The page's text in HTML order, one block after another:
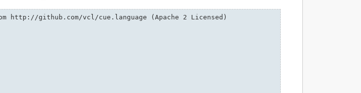
http://github.com/vcl/cue.language (Apache 2 Licensed)